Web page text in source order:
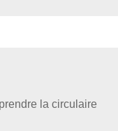
la circulaire